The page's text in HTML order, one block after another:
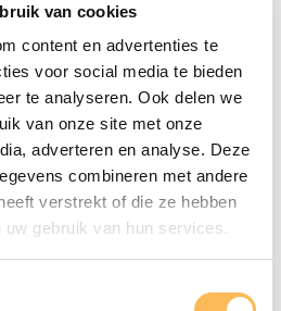
van cookies
content en advertenties te
voor social media te bieden
te analyseren. Ook delen we
van onze site met onze
adverteren en analyse. Deze
combineren met andere
verstrekt of die ze hebben
gebruik van hun services.
De Bij – Jouw Partner
Duurzaam
met het realiseren van
vandaag nog
vrijblijvende offerte
Samen maken we